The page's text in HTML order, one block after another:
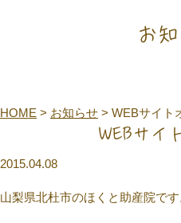
お
HOME > お知らせ > WEBサイト
WEBサイ
2015.04.08
山梨県北杜市のほくと助産院です